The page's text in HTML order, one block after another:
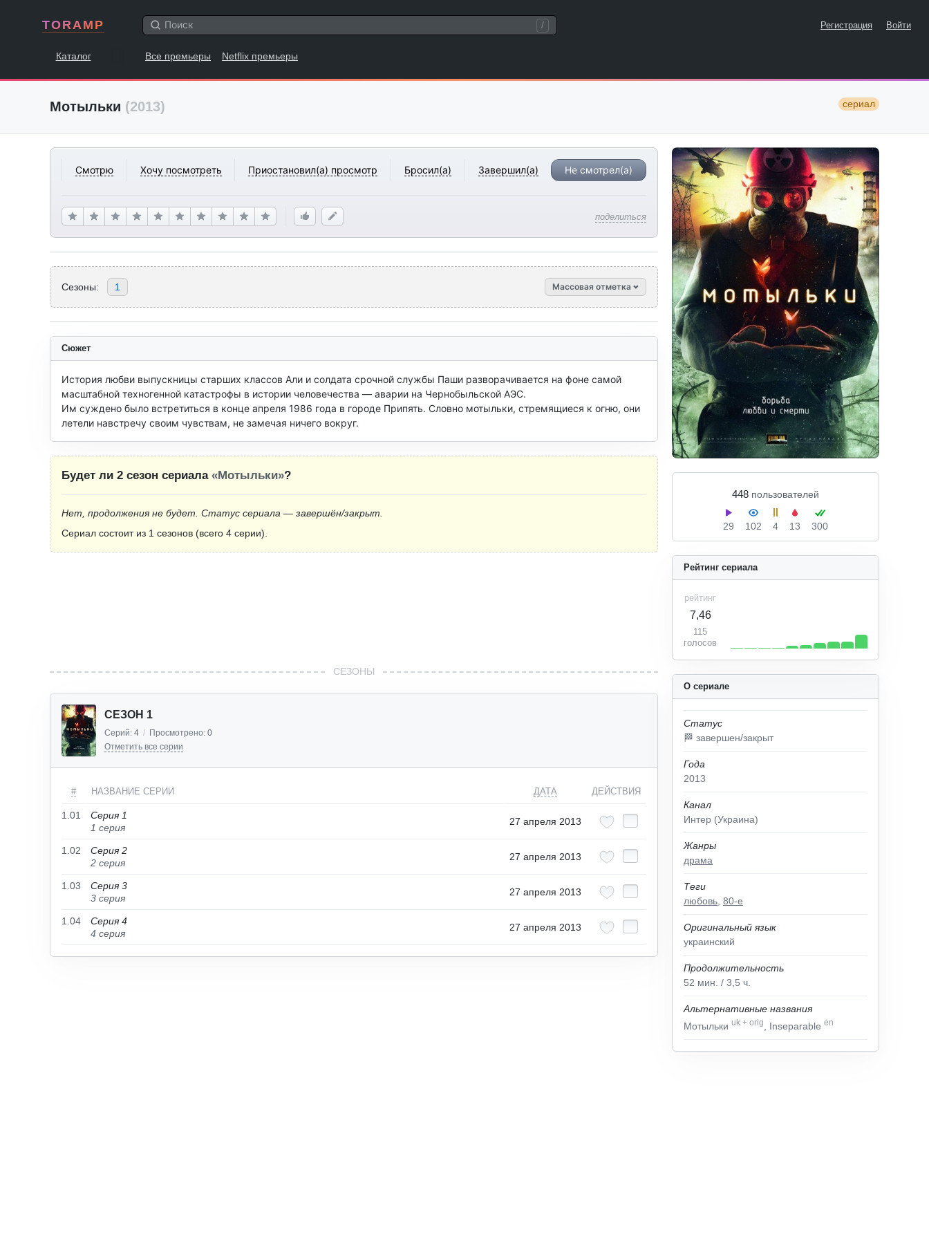
TORAMP / Регистрация Войти
Каталог Все премьеры Netflix премьеры
Мотыльки (2013) сериал
Смотрю Хочу посмотреть Приостановил(а) просмотр Бросил(а) Завершил(а) Не смотрел(а)
поделиться
448 пользователей
29 102 4 13 300
Сезоны: 1 Массовая отметка
О сериале
Статус
🏁 завершен/закрыт
Года
2013
Канал
Интер (Украина)
Жанры
драма
Теги
любовь 80-е
Оригинальный язык
украинский
Продолжительность
52 мин. / 3,5 ч.
Альтернативные названия
Мотыльки uk + orig , Inseparable en
Рейтинг сериала
рейтинг
7,46
115
голосов
Сюжет
История любви выпускницы старших классов Али и солдата срочной службы Паши разворачивается на фоне самой
масштабной техногенной катастрофы в истории человечества — аварии на Чернобыльской АЭС.
Им суждено было встретиться в конце апреля 1986 года в городе Припять. Словно мотыльки, стремящиеся к огню, они
летели навстречу своим чувствам, не замечая ничего вокруг.
Будет ли 2 сезон сериала «Мотыльки»?
Нет, продолжения не будет. Статус сериала — завершён/закрыт.
Сериал состоит из 1 сезонов (всего 4 серии).
СЕЗОНЫ
СЕЗОН 1
Серий: 4 / Просмотрено: 0
Отметить все серии
# НАЗВАНИЕ СЕРИИ ДАТА ДЕЙСТВИЯ
1.01
Серия 1
1 серия
27 апреля 2013
1.02
Серия 2
2 серия
27 апреля 2013
1.03
Серия 3
3 серия
27 апреля 2013
1.04
Серия 4
4 серия
27 апреля 2013